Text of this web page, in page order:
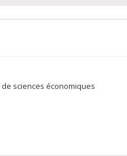
sciences économiques